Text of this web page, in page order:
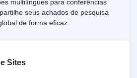
multilíngues para conferências
seus achados de pesquisa
de forma eficaz.
Sites